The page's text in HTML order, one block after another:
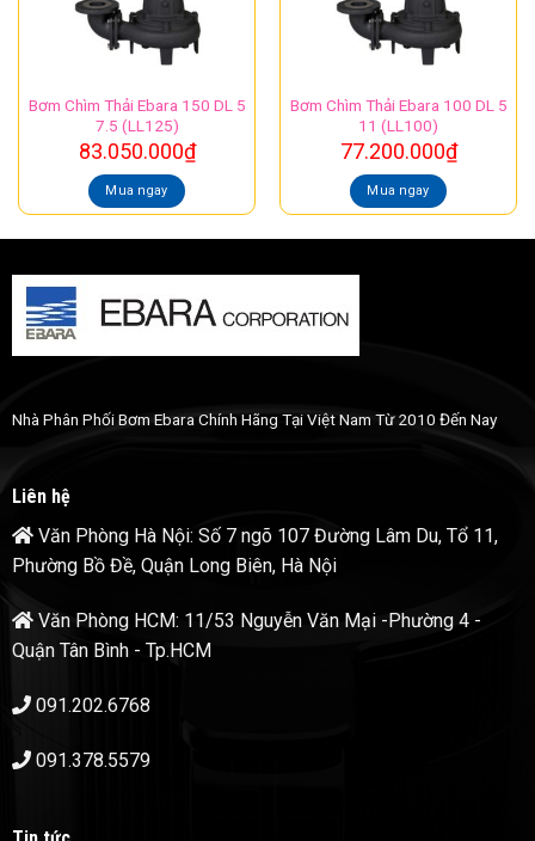
Bơm Chìm Thải Ebara 150 DL 5
7.5 (LL125)
83.050.000₫
Mua ngay
Bơm Chìm Thải Ebara 100 DL 5
11 (LL100)
77.200.000₫
Mua ngay
Nhà Phân Phối Bơm Ebara Chính Hãng Tại Việt Nam Từ 2010 Đến Nay
Liên hệ
Văn Phòng Hà Nội: Số 7 ngõ 107 Đường Lâm Du, Tổ 11,
Phường Bồ Đề, Quận Long Biên, Hà Nội
Văn Phòng HCM: 11/53 Nguyễn Văn Mại -Phường 4 -
Quận Tân Bình - Tp.HCM
091.202.6768
091.378.5579